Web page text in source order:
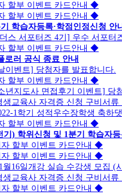
할부 이벤트 카드안내 ◆
할부 이벤트 카드안내 ◆
학습자등록·학점인정신청 안
서포터즈 4기] 우수 서포터
할부 이벤트 카드안내 ◆
로러 공식 종료 안내
벤트] 당첨자를 발표합니다.
할부 이벤트 카드안내 ◆
지도사 면접후기 이벤트] 당
생교육사 자격증 신청 구비서류
1학기 성적우수장학생 축하
할부 이벤트 카드안내 ◆
기) 학위신청 및 1분기 학습자
할부 이벤트 카드안내 ◆
할부 이벤트 카드안내 ◆
월16일개강 실습 수강생 모집
생교육사 자격증 신청 구비서류
할부 이벤트 카드안내 ◆